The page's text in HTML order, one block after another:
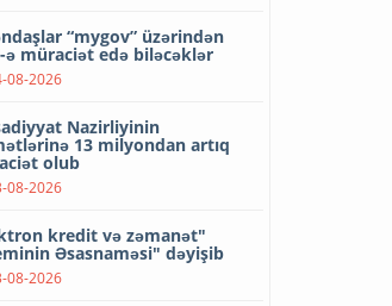
“mygov” üzərindən
ə müraciət edə biləcəklər
08-2026
Nazirliyinin
13 milyondan artıq
olub
08-2026
kredit və zəmanət"
Əsasnaməsi" dəyişib
08-2026